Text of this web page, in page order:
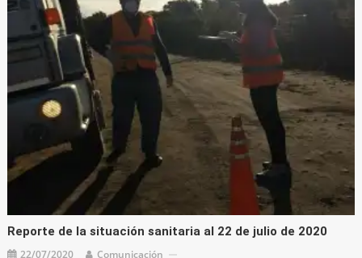
Reporte de la situación sanitaria al 22 de julio de 2020
22/07/2020 Comunicación